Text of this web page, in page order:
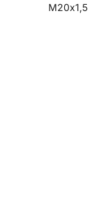
М20х1,5